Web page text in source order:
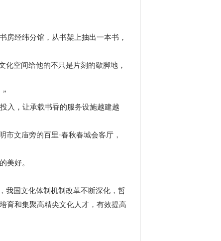
经纬分馆，从书架上抽出一本书，
空间给他的不只是片刻的歇脚地，
”
入，让承载书香的服务设施越建越
文庙旁的百里·春秋春城会客厅，
美好。
国文化体制机制改革不断深化，哲
育和集聚高精尖文化人才，有效提高